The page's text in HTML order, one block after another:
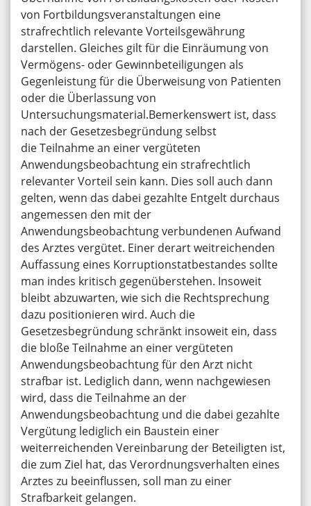
von Fortbildungsveranstaltungen eine
strafrechtlich relevante Vorteilsgewährung
darstellen. Gleiches gilt für die Einräumung von
Vermögens- oder Gewinnbeteiligungen als
Gegenleistung für die Überweisung von Patienten
oder die Überlassung von
Untersuchungsmaterial.Bemerkenswert ist, dass
nach der Gesetzesbegründung selbst
die Teilnahme an einer vergüteten
Anwendungsbeobachtung ein strafrechtlich
relevanter Vorteil sein kann. Dies soll auch dann
gelten, wenn das dabei gezahlte Entgelt durchaus
angemessen den mit der
Anwendungsbeobachtung verbundenen Aufwand
des Arztes vergütet. Einer derart weitreichenden
Auffassung eines Korruptionstatbestandes sollte
man indes kritisch gegenüberstehen. Insoweit
bleibt abzuwarten, wie sich die Rechtsprechung
dazu positionieren wird. Auch die
Gesetzesbegründung schränkt insoweit ein, dass
die bloße Teilnahme an einer vergüteten
Anwendungsbeobachtung für den Arzt nicht
strafbar ist. Lediglich dann, wenn nachgewiesen
wird, dass die Teilnahme an der
Anwendungsbeobachtung und die dabei gezahlte
Vergütung lediglich ein Baustein einer
weiterreichenden Vereinbarung der Beteiligten ist,
die zum Ziel hat, das Verordnungsverhalten eines
Arztes zu beeinflussen, soll man zu einer
Strafbarkeit gelangen.